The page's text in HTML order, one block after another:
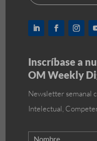
Inscríbase a
OM Weekly
Newsletter semanal
Intelectual,